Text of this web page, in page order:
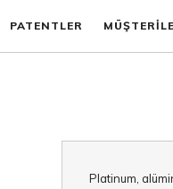
PATENTLER
Platinum,